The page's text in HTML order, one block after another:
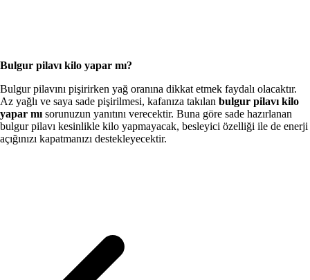
Bulgur pilavı kilo yapar mı?
Bulgur pilavını pişirirken yağ oranına dikkat etmek faydalı olacaktır.
Az yağlı ve saya sade pişirilmesi, kafanıza takılan bulgur pilavı kilo
yapar mı sorunuzun yanıtını verecektir. Buna göre sade hazırlanan
bulgur pilavı kesinlikle kilo yapmayacak, besleyici özelliği ile de enerji
açığınızı kapatmanızı destekleyecektir.